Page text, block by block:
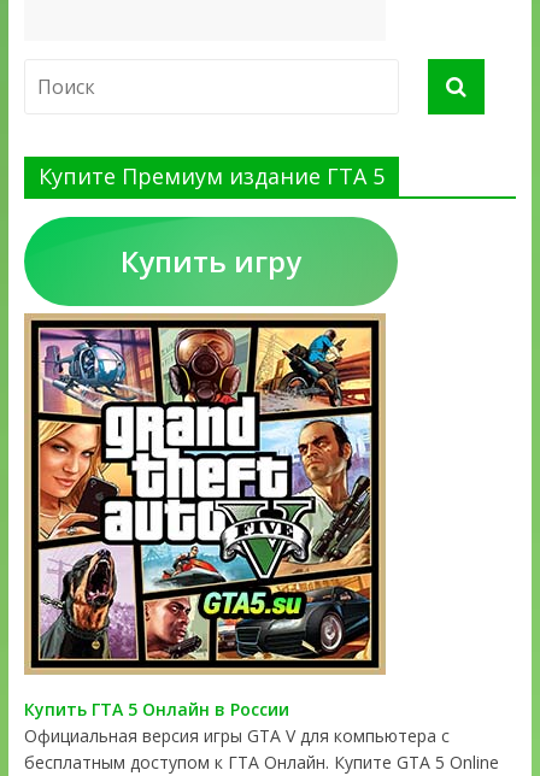
Купите Премиум издание ГТА 5
Купить игру
Купить ГТА 5 Онлайн в России
Официальная версия игры GTA V для компьютера с
бесплатным доступом к ГТА Онлайн. Купите GTA 5 Online